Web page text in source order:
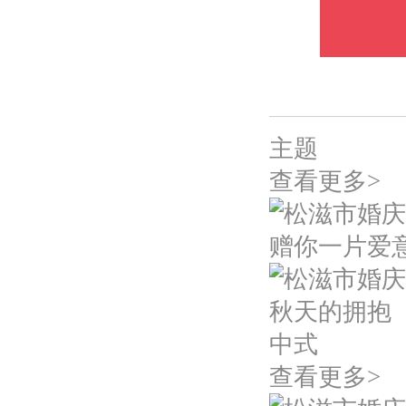
主题
查看更多>
赠你一片爱
秋天的拥抱
中式
查看更多>